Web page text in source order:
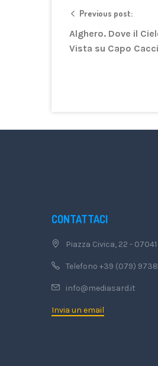
Previous post:
Alghero. Dove il
Vista su Capo
CONTATTACI
Piazza Civica, 22 -
Telefono +39 (079)
info@mediasard.it
Invia un email